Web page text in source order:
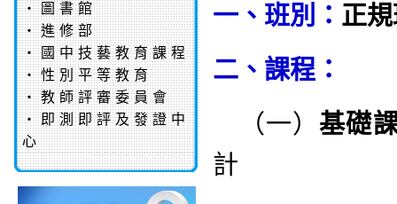
‧圖書館
‧進修部
‧國中技藝教育課程
‧性別平等教育
‧教師評審委員會
‧即測即評及發證中
心
一、班別： 正
二、課程：
（一） 基礎
計